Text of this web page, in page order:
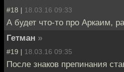
#18 | 18.03.16 09:33
А будет что-то про Аркаим,
Гетман »
#19 | 18.03.16 09:35
После знаков препинания